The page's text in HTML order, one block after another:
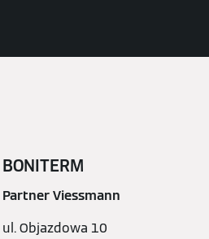
BONITERM
Partner Viessmann
ul. Objazdowa 10